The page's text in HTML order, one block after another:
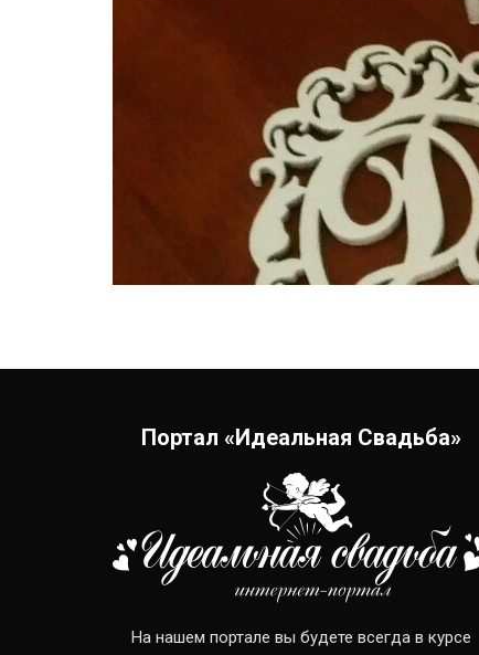
Портал «Идеальная Свадьба»
На нашем портале вы будете всегда в курсе